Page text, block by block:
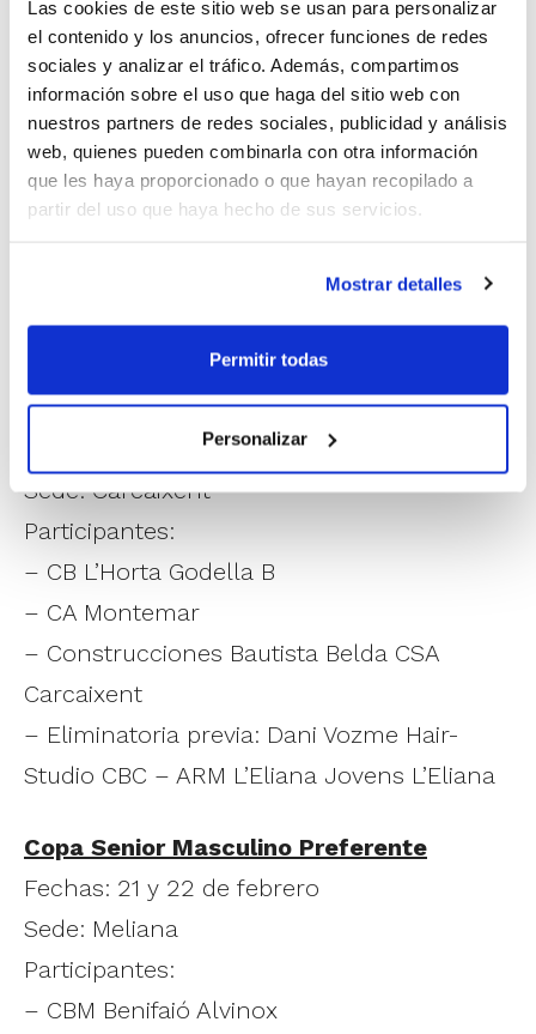
Las cookies de este sitio web se usan para personalizar
el contenido y los anuncios, ofrecer funciones de redes
sociales y analizar el tráfico. Además, compartimos
información sobre el uso que haga del sitio web con
nuestros partners de redes sociales, publicidad y análisis
web, quienes pueden combinarla con otra información
que les haya proporcionado o que hayan recopilado a
partir del uso que haya hecho de sus servicios.
Mostrar detalles
Permitir todas
Personalizar
– Miarco Petraher
– CB Terralfàs Albir Natura
– V-74 Villena
Copa Senior Femenino Autonómico
Fechas: 14 y 15 de febrero
Participantes: Cuadro completo pendiente
de última jornada de liga
Copa Junior Masculino Preferente
Fechas: 14 y 15 de febrero
Sede: Carcaixent
Participantes:
– CB L’Horta Godella B
– CA Montemar
– Construcciones Bautista Belda CSA
Carcaixent
– Eliminatoria previa: Dani Vozme Hair-
Studio CBC – ARM L’Eliana Jovens L’Eliana
Copa Senior Masculino Preferente
Fechas: 21 y 22 de febrero
Sede: Meliana
Participantes:
– CBM Benifaió Alvinox